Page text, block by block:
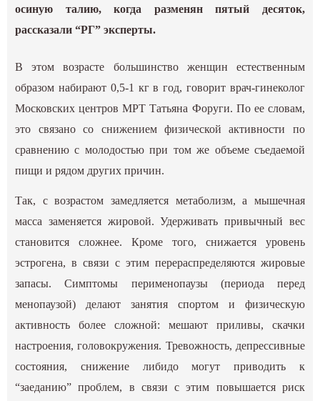
осиную талию, когда разменян пятый десяток,
рассказали “РГ” эксперты.
В этом возрасте большинство женщин естественным
образом набирают 0,5-1 кг в год, говорит врач-гинеколог
Московских центров МРТ Татьяна Форуги. По ее словам,
это связано со снижением физической активности по
сравнению с молодостью при том же объеме съедаемой
пищи и рядом других причин.
Так, с возрастом замедляется метаболизм, а мышечная
масса заменяется жировой. Удерживать привычный вес
становится сложнее. Кроме того, снижается уровень
эстрогена, в связи с этим перераспределяются жировые
запасы. Симптомы перименопаузы (периода перед
менопаузой) делают занятия спортом и физическую
активность более сложной: мешают приливы, скачки
настроения, головокружения. Тревожность, депрессивные
состояния, снижение либидо могут приводить к
“заеданию” проблем, в связи с этим повышается риск